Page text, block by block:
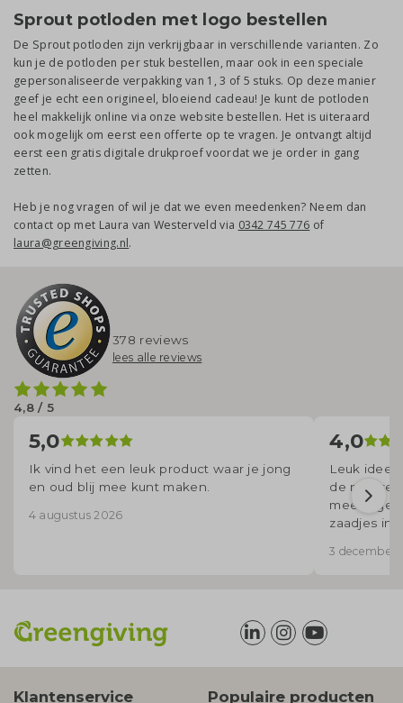
Sprout potloden met logo bestellen
De Sprout potloden zijn verkrijgbaar in verschillende varianten. Zo
kun je de potloden per stuk bestellen, maar ook in een speciale
gepersonaliseerde verpakking van 1, 3 of 5 stuks. Op deze manier
geef je echt een origineel, bloeiend cadeau! Je kunt de potloden
heel makkelijk online via onze website bestellen. Het is uiteraard
ook mogelijk om eerst een offerte op te vragen. Je ontvangt altijd
eerst een gratis digitale drukproef voordat we je order in gang
zetten.
Heb je nog vragen of wil je dat we even meedenken? Neem dan
contact op met Laura van Westerveld via 0342 745 776 of
laura@greengiving.nl.
4,8 / 5
378 reviews
lees alle reviews
5,0
Ik vind het een leuk product waar je jong
en oud blij mee kunt maken.
4 augustus 2026
4,0
Leuk idee
de
zaadjes in
3 december
Klantenservice Populaire producten